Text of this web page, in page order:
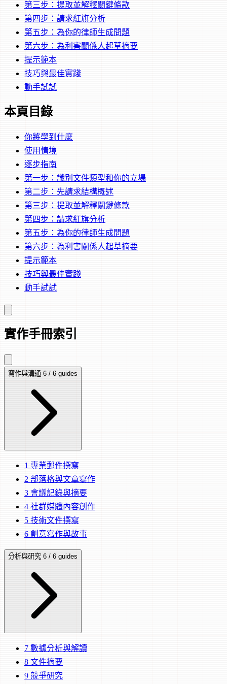
第三步：提取並解釋關鍵條款
第四步：請求紅旗分析
第五步：為你的律師生成問題
第六步：為利害關係人起草摘要
提示範本
技巧與最佳實踐
動手試試
本頁目錄
你將學到什麼
使用情境
逐步指南
第一步：識別文件類型和你的立場
第二步：先請求結構概述
第三步：提取並解釋關鍵條款
第四步：請求紅旗分析
第五步：為你的律師生成問題
第六步：為利害關係人起草摘要
提示範本
技巧與最佳實踐
動手試試
實作手冊索引
寫作與溝通 6 / 6 guides
1 專業郵件撰寫
2 部落格與文章寫作
3 會議記錄與摘要
4 社群媒體內容創作
5 技術文件撰寫
6 創意寫作與故事
分析與研究 6 / 6 guides
7 數據分析與解讀
8 文件摘要
9 競爭研究